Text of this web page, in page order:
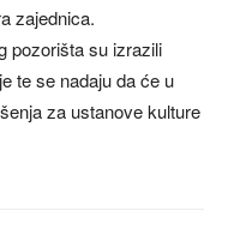
zajednica.
pozorišta su izrazili
te se nadaju da će u
za ustanove kulture